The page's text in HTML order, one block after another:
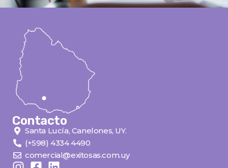
Contacto
Santa Lucía, Canelones, UY.
(+598) 4334 4490
comercial@exitosas.com.uy